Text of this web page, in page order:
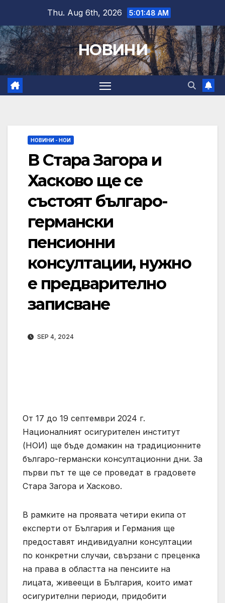
content
Thu. Aug 6th, 2026 5:01:49 AM
НОВИНИ
НОВИНИ - НОИ
В Стара Загора и
Хасково ще се
състоят българо-
германски
пенсионни
консултации, нужно
е предварително
записване
SEP 4, 2024
От 17 до 19 септември 2024 г.
Националният осигурителен институт
(НОИ) ще бъде домакин на традиционните
българо-германски консултационни дни. За
първи път те ще се проведат в градовете
Стара Загора и Хасково.
В рамките на проявата четири екипа от
експерти от България и Германия ще
предоставят индивидуални консултации
по конкретни случаи, свързани с преценка
на права в областта на пенсиите на
лицата, живеещи в България, които имат
осигурителни периоди, придобити